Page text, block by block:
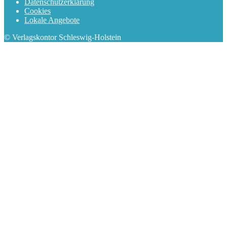
Cookies
Lokale Angebote
© Verlagskontor Schleswig-Holstein